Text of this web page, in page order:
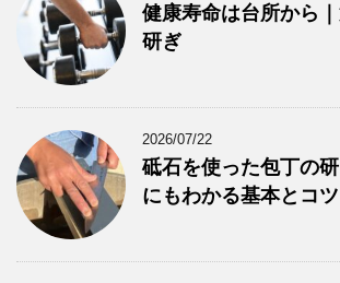
健康寿命は台所から
研ぎ
2026/07/22
砥石を使った包丁の
にもわかる基本とコツ